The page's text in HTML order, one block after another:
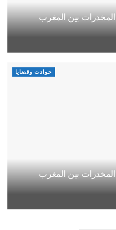
بين المغرب
حوادث وقضايا
بين المغرب